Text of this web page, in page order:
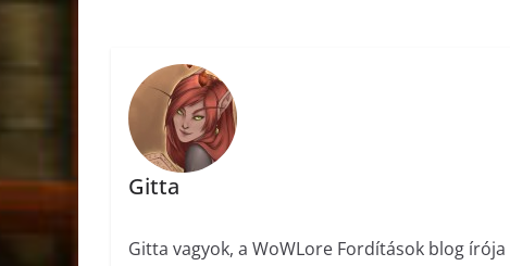
Gitta
Gitta vagyok, a WoWLore Fordítások blog